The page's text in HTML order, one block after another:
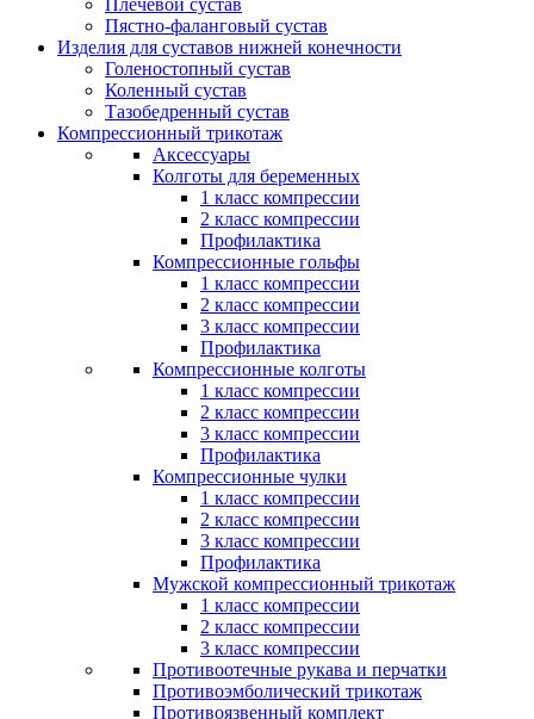
Плечевой сустав
Пястно-фаланговый сустав
Изделия для суставов нижней конечности
Голеностопный сустав
Коленный сустав
Тазобедренный сустав
Компрессионный трикотаж
Аксессуары
Колготы для беременных
1 класс компрессии
2 класс компрессии
Профилактика
Компрессионные гольфы
1 класс компрессии
2 класс компрессии
3 класс компрессии
Профилактика
Компрессионные колготы
1 класс компрессии
2 класс компрессии
3 класс компрессии
Профилактика
Компрессионные чулки
1 класс компрессии
2 класс компрессии
3 класс компрессии
Профилактика
Мужской компрессионный трикотаж
1 класс компрессии
2 класс компрессии
3 класс компрессии
Противоотечные рукава и перчатки
Противоэмболический трикотаж
Противоязвенный комплект